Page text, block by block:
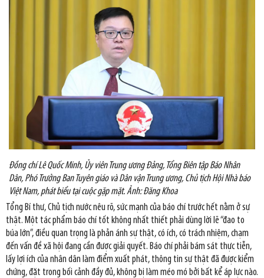
Đồng chí Lê Quốc Minh, Ủy viên Trung ương Đảng, Tổng Biên tập Báo Nhân
Dân, Phó Trưởng Ban Tuyên giáo và Dân vận Trung ương, Chủ tịch Hội Nhà báo
Việt Nam, phát biểu tại cuộc gặp mặt. Ảnh: Đăng Khoa
Tổng Bí thư, Chủ tịch nước nêu rõ, sức mạnh của báo chí trước hết nằm ở sự
thật. Một tác phẩm báo chí tốt không nhất thiết phải dùng lời lẽ “đao to
búa lớn”, điều quan trọng là phản ánh sự thật, có ích, có trách nhiệm, chạm
đến vấn đề xã hội đang cần được giải quyết. Báo chí phải bám sát thực tiễn,
lấy lợi ích của nhân dân làm điểm xuất phát, thông tin sự thật đã được kiểm
chứng, đặt trong bối cảnh đầy đủ, không bị làm méo mó bởi bất kể áp lực nào.